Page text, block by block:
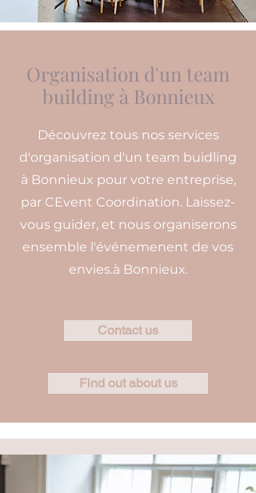
Organisation d'un team
building à Bonnieux
Découvrez tous nos services
d'organisation d'un team buidling
à Bonnieux pour votre entreprise,
par CEvent Coordination. Laissez-
vous guider, et nous organiserons
ensemble l'événemenent de vos
envies.à Bonnieux.
Contact us
Find out about us